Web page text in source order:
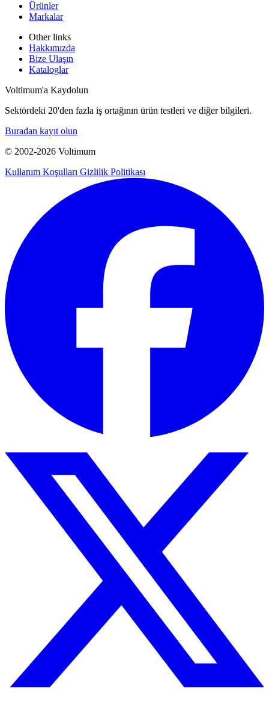
Ürünler
Markalar
Other links
Hakkımızda
Bize Ulaşın
Kataloglar
Voltimum'a Kaydolun
Sektördeki 20'den fazla iş ortağının ürün testleri ve diğer bilgileri.
Buradan kayıt olun
© 2002-2026 Voltimum
Kullanım Koşulları Gizlilik Politikası